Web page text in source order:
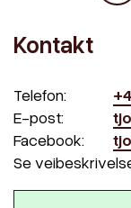
Kontakt
Telefon:
E-post:
Facebook:
Se